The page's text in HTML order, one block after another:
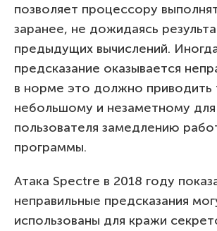
позволяет процессору
заранее, не дожидаясь
предыдущих вычислений.
предсказание оказывается
в норме это должно приводить
небольшому и незаметному для
пользователя замедлению
программы.
Атака Spectre в 2018 году
неправильные предсказания
использованы для кражи